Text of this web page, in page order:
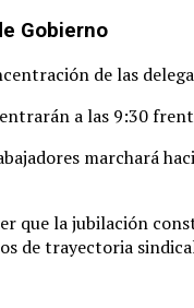
Gobierno
de las
a las 9:30
marchará
que la jubilación
de trayectoria